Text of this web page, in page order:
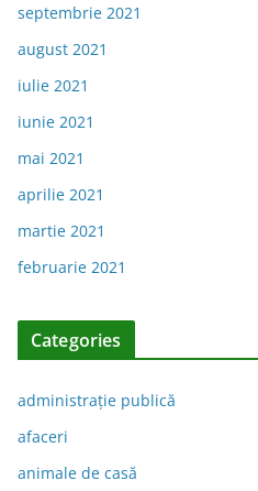
septembrie 2021
august 2021
iulie 2021
iunie 2021
mai 2021
aprilie 2021
martie 2021
februarie 2021
Categories
administraţie publică
afaceri
animale de casă